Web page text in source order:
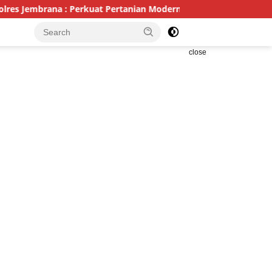
Pertanian Modern dan Ketahanan Pangan
close